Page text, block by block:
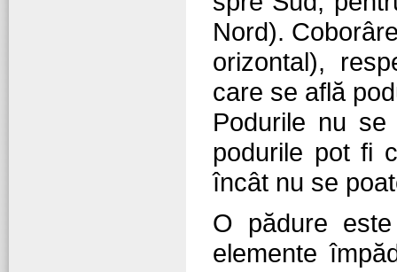
Nord).
orizontal),
care se află
Podurile nu
podurile pot fi
încât nu se
O pădure
elemente